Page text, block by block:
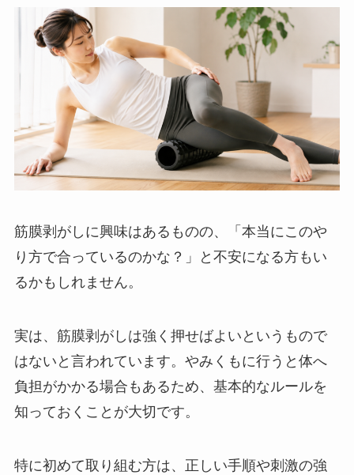
筋膜剥がしに興味はあるものの、「本当にこのや
り方で合っているのかな？」と不安になる方もい
るかもしれません。
実は、筋膜剥がしは強く押せばよいというもので
はないと言われています。やみくもに行うと体へ
負担がかかる場合もあるため、基本的なルールを
知っておくことが大切です。
特に初めて取り組む方は、正しい手順や刺激の強